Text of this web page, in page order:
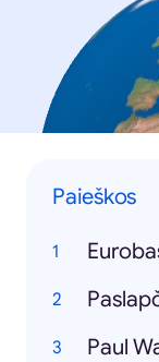
Paieškos
Paul